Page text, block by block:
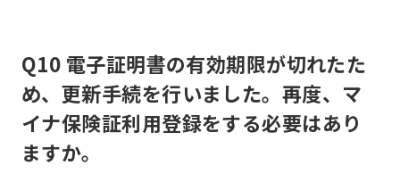
Q10 電子証明書の有効期限が切れたた
め、更新手続を行いました。再度、マ
イナ保険証利用登録をする必要はあり
ますか。